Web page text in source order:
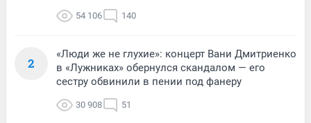
54 106 140
2
«Люди же не глухие»: концерт Вани Дмитриенко
в «Лужниках» обернулся скандалом — его
сестру обвинили в пении под фанеру
30 908 51